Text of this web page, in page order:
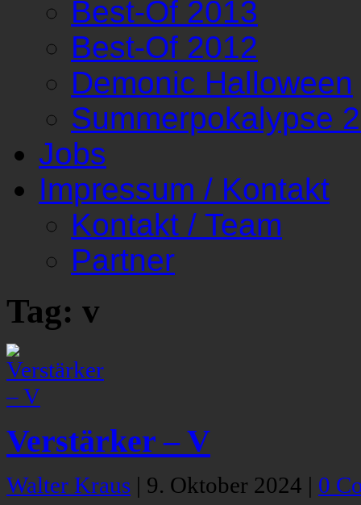
Best-Of 2013
Best-Of 2012
Demonic Halloween
Summerpokalypse
Jobs
Impressum / Kontakt
Kontakt / Team
Partner
Tag: v
Verstärker – V
Walter Kraus | 9. Oktober 2024 | 0